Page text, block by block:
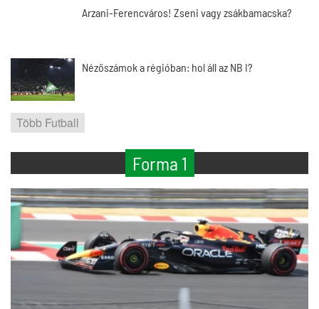
Arzani-Ferencváros! Zseni vagy zsákbamacska?
Nézőszámok a régióban: hol áll az NB I?
Több Futball
Forma 1